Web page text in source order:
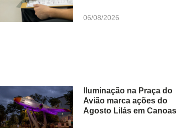
06/08/2026
Iluminação na Praça do
Avião marca ações do
Agosto Lilás em Canoas